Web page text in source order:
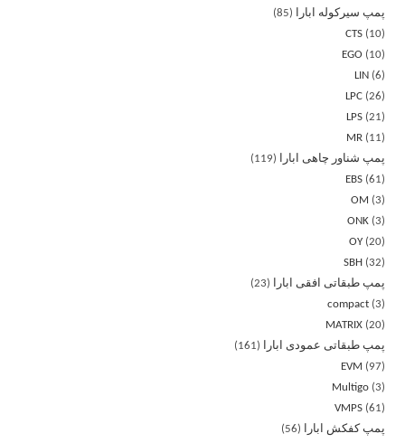
پمپ سیرکوله ابارا
85
CTS
10
EGO
10
LIN
6
LPC 26
LPS 21
MR
11
پمپ شناور چاهی ابارا
119
EBS 61
OM
3
ONK 3
OY 20
SBH
32
پمپ طبقاتی افقی ابارا
23
compact 3
MATRIX 20
پمپ طبقاتی عمودی ابارا
161
EVM
97
Multigo 3
VMPS 61
پمپ کفکش ابارا
56